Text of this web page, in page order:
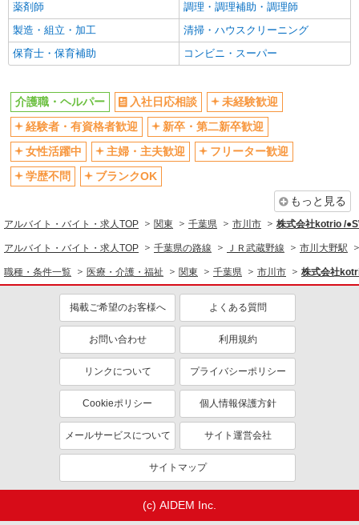
高収入・高額
ボーナス・賞与あり
昇給あり
完全週休2日制
フルタイム歓迎
禁煙・分煙
バイク通勤OK
自転車通勤OK
残業少なめ（月20h未満）
交通費支給
社会保険あり
産休・育休取得実績あり
退職金・財形貯蓄制度あり
医療・介護・福祉
介護職・ヘルパー
同じ特徴から求人を探す
ミドル（40代～）活躍中
ボーナス・賞与あり
車通勤OK
交通費支給
社会保険あり
産休・育休取得実績あり
薬剤師
調理・調理補助・調理師
製造・組立・加工
清掃・ハウスクリーニング
保育士・保育補助
コンビニ・スーパー
介護職・ヘルパー 入社日応相談
未経験歓迎
経験者・有資格者歓迎
新卒・第二新卒歓迎
女性活躍中
主婦・主夫歓迎
フリーター歓迎
学歴不問
ブランクOK
もっと見る
アルバイト・バイト・求人TOP 関東 千葉県 市川市 株式会社kotrio /
アルバイト・バイト・求人TOP 千葉県の路線 ＪＲ武蔵野線 市川大野駅
職種・条件一覧 医療・介護・福祉 関東 千葉県 市川市 株式会社
掲載ご希望のお客様へ よくある質問
お問い合わせ 利用規約
リンクについて プライバシーポリシー
Cookieポリシー 個人情報保護方針
メールサービスについて サイト運営会社
サイトマップ
(c) AIDEM Inc.